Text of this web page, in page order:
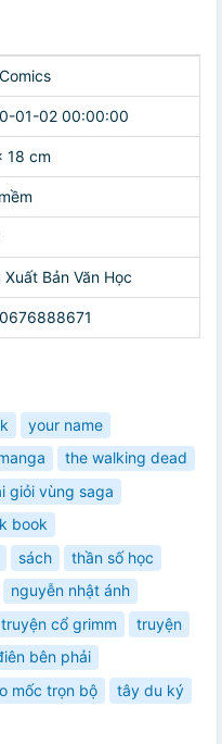
01-02 00:00:00
18 cm
Xuất Bản Văn Học
your name
the walking dead
giỏi vùng saga
book
sách
thần số học
nguyễn nhật ánh
truyện cổ grimm
truyện
bên phải
mốc trọn bộ
tây du ký